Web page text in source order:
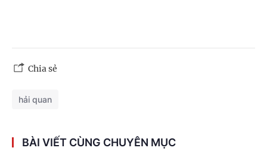
Chia sẻ
hải quan
BÀI VIẾT CÙNG CHUYÊN MỤC